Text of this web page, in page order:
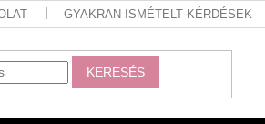
GYAKRAN ISMÉTELT KÉRDÉSEK
KERESÉS